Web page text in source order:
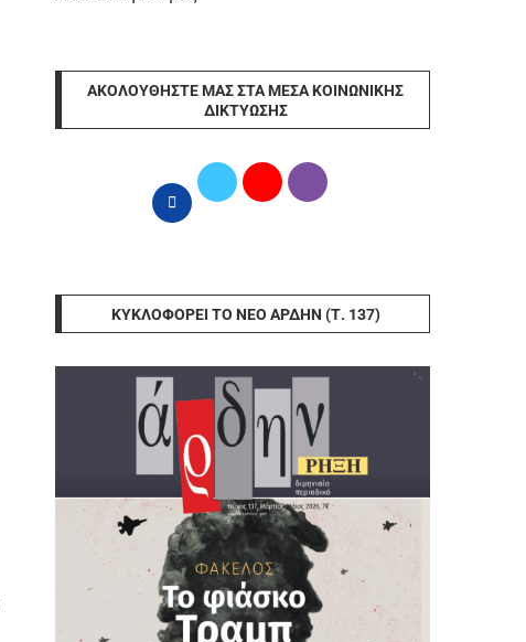
ΑΚΟΛΟΥΘΉΣΤΕ ΜΑΣ ΣΤΑ ΜΈΣΑ ΚΟΙΝΩΝΙΚΉΣ
ΔΙΚΤΎΩΣΗΣ
ΚΥΚΛΟΦΟΡΕΊ ΤΟ ΝΈΟ ΆΡΔΗΝ (Τ. 137)